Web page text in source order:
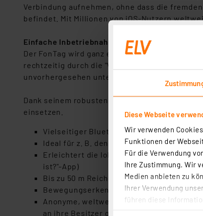
Diese Webseite
Wir verwenden
Funktionen der
Für die Verwendung
Ihre Zustimmung. Wir
Medien anbieten zu
Ihrer Verwendung
führen diese
Verbindung aufnehmen, ohne dass die
befindet. Mit Millionen von iOS-Nutzern
Einfache Inbetriebnahme
Der FonTag wird ganz einfach mit einer
rechtzeitig durch die "Wo ist?"-App mitgeteilt,
unvorhergesehen unterbrochen wird.
Dank seinem robusten und wasserdichten
einsetzen.
Vielseitiger Bluetooth-Tracker zur
Ideal für z. B. den Schlüsselbund, die
Erleichtert die lokale Suche über
ist?"-App)
Bis zu 50 m Reichweite zur
Bewegungserkennung mit triaxialem
Anonyme, weltweite Ortung des
an ihre Besitzer geortet und sein